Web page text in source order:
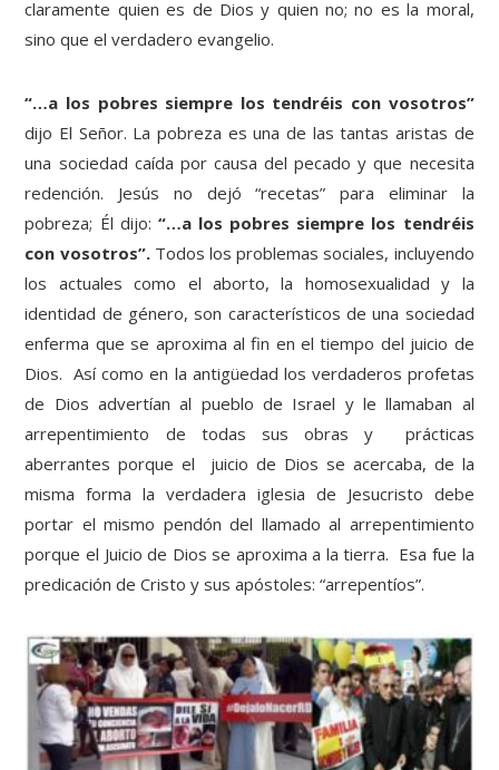
claramente quien es de Dios y quien no; no es la moral,
sino que el verdadero evangelio.
“…a los pobres siempre los tendréis con vosotros”
dijo El Señor. La pobreza es una de las tantas aristas de
una sociedad caída por causa del pecado y que necesita
redención. Jesús no dejó “recetas” para eliminar la
pobreza; Él dijo: “…a los pobres siempre los tendréis
con vosotros”.Todos los problemas sociales, incluyendo
los actuales como el aborto, la homosexualidad y la
identidad de género, son característicos de una sociedad
enferma que se aproxima al fin en el tiempo del juicio de
Dios. Así como en la antigüedad los verdaderos profetas
de Dios advertían al pueblo de Israel y le llamaban al
arrepentimiento de todas sus obras y prácticas
aberrantes porque el juicio de Dios se acercaba, de la
misma forma la verdadera iglesia de Jesucristo debe
portar el mismo pendón del llamado al arrepentimiento
porque el Juicio de Dios se aproxima a la tierra. Esa fue la
predicación de Cristo y sus apóstoles: “arrepentíos”.